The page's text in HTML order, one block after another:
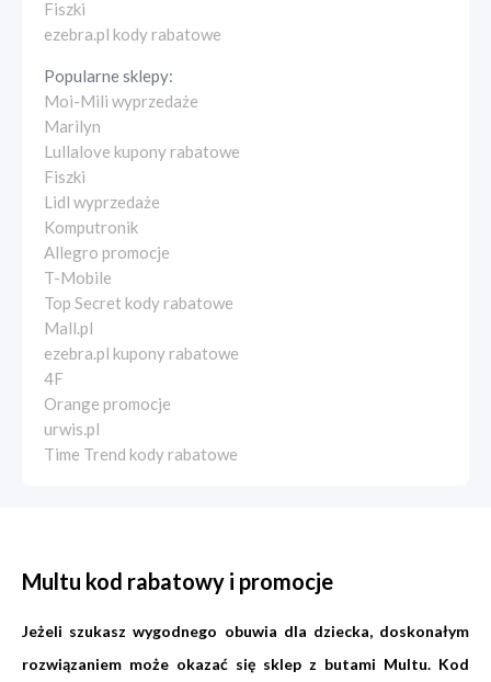
Fiszki
ezebra.pl kody rabatowe
Popularne sklepy:
Moi-Mili wyprzedaże
Marilyn
Lullalove kupony rabatowe
Fiszki
Lidl wyprzedaże
Komputronik
Allegro promocje
T-Mobile
Top Secret kody rabatowe
Mall.pl
ezebra.pl kupony rabatowe
4F
Orange promocje
urwis.pl
Time Trend kody rabatowe
Multu kod rabatowy i promocje
Jeżeli szukasz wygodnego obuwia dla dziecka, doskonałym
rozwiązaniem może okazać się sklep z butami Multu. Kod